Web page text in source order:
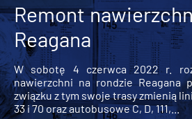
Remont
Reagana
W sobotę 4 czerwca 2022 r.
nawierzchni na rondzie Reagana
związku z tym swoje trasy zmienią
33 i 70 oraz autobusowe C, D, 111,...